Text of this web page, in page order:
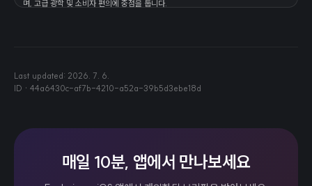
며, 고급 광학 및 소비자 편의에 중점을 둡니다.
Last updated: 2026. 7. 6.
ID · 44a6430c-af7b-4210-a52a-39b5d3ebe18d
매일 10분, 앱에서 만나보세요